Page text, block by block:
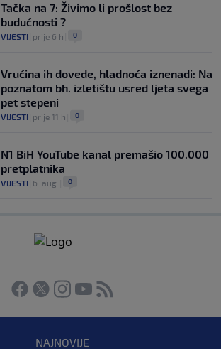
Tačka na 7: Živimo li prošlost bez
budućnosti ?
VIJESTI prije 6 h 0
Vrućina ih dovede, hladnoća iznenadi: Na
poznatom bh. izletištu usred ljeta svega
pet stepeni
VIJESTI prije 11 h 0
N1 BiH YouTube kanal premašio 100.000
pretplatnika
VIJESTI 6. aug. 0
NAJNOVIJE